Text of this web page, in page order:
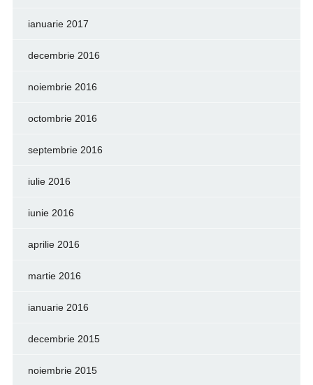
ianuarie 2017
decembrie 2016
noiembrie 2016
octombrie 2016
septembrie 2016
iulie 2016
iunie 2016
aprilie 2016
martie 2016
ianuarie 2016
decembrie 2015
noiembrie 2015